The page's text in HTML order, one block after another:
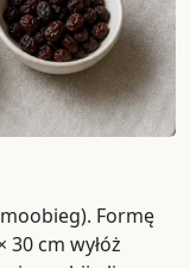
Formę
30 cm wyłóż